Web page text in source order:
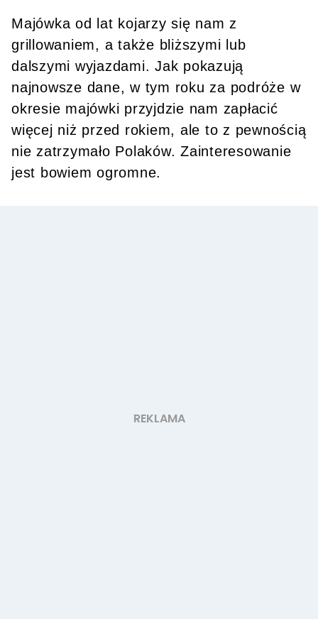
Majówka od lat kojarzy się nam z
grillowaniem, a także bliższymi lub
dalszymi wyjazdami. Jak pokazują
najnowsze dane, w tym roku za podróże w
okresie majówki przyjdzie nam zapłacić
więcej niż przed rokiem, ale to z pewnością
nie zatrzymało Polaków. Zainteresowanie
jest bowiem ogromne.